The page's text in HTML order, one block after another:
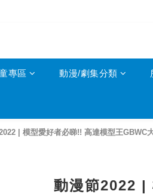
專區 動漫/劇集分類
| 模型愛好者必睇!! 高達模型王GBWC
動漫節2022 |